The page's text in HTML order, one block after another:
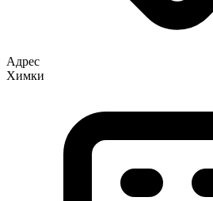
Адрес
Химки